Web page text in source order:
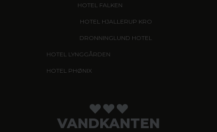
HOTEL FALKEN
HOTEL HJALLERUP KRO
DRONNINGLUND HOTEL
HOTEL LYNGGÅRDEN
HOTEL PHØNIX
VANDKANTEN